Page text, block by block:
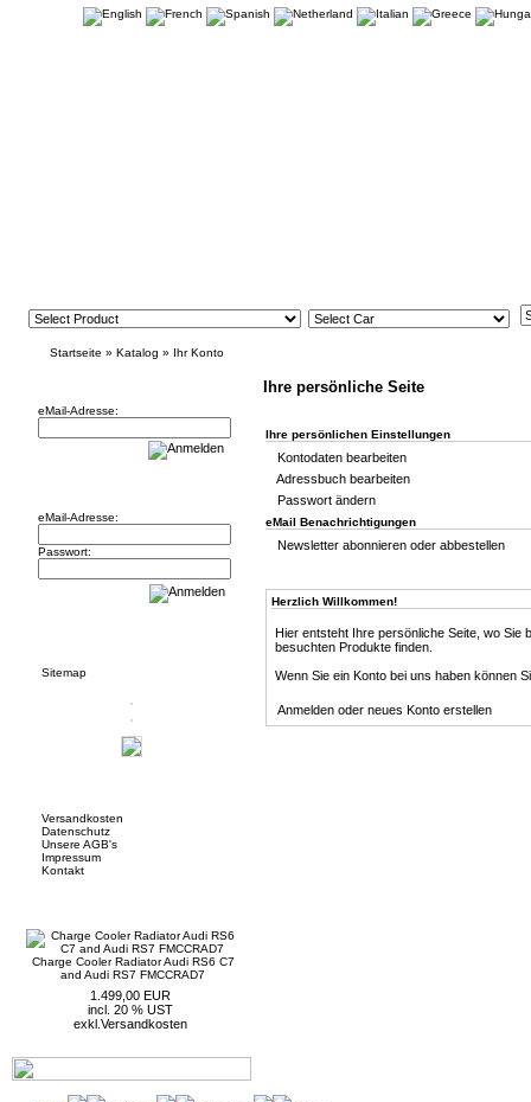
Startseite » Katalog » Ihr Konto
eMail-Adresse:
eMail-Adresse:
Passwort:
Sitemap
Versandkosten
Datenschutz
Unsere AGB's
Impressum
Kontakt
Charge Cooler Radiator Audi RS6 C7
and Audi RS7 FMCCRAD7
1.499,00 EUR
incl. 20 % UST
exkl. Versandkosten
Ihre persönliche Seite
Ihre persönlichen Einstellungen
Kontodaten bearbeiten
Adressbuch bearbeiten
Passwort ändern
eMail Benachrichtigungen
Newsletter abonnieren oder abbestellen
Herzlich Willkommen!
Hier entsteht Ihre persönliche Seite, wo Sie
besuchten Produkte finden.
Wenn Sie ein Konto bei uns haben können
Anmelden oder neues Konto erstellen